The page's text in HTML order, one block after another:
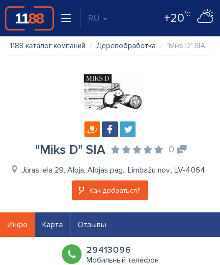
RU +20°C
1188 каталог компаний Деревобработка "Miks D" SIA
"Miks D" SIA 0
Jūras iela 29, Aloja, Alojas pag., Limbažu nov., LV-4064
Как добраться?
Инфо Карта Отзывы
29413096
Мобильный телефон